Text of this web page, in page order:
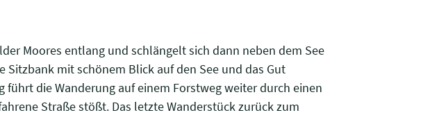
Moores entlang und schlängelt sich dann neben dem See
mit schönem Blick auf den See und das Gut
führt die Wanderung auf einem Forstweg weiter durch einen
Straße stößt. Das letzte Wanderstück zurück zum